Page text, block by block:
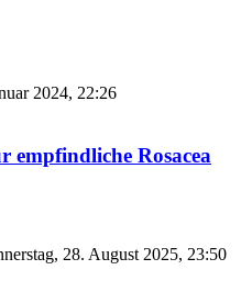
2024, 22:26
empfindliche Rosacea
28. August 2025, 23:50